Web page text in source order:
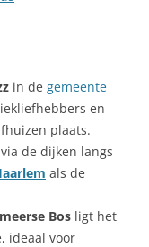
in de gemeente
en
plaats.
de dijken langs
als de
Bos ligt het
ideaal voor